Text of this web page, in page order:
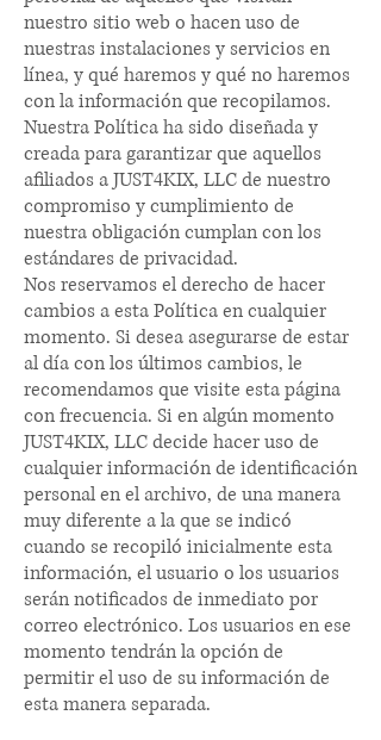
nuestro sitio web o hacen uso de
nuestras instalaciones y servicios en
línea, y qué haremos y qué no haremos
con la información que recopilamos.
Nuestra Política ha sido diseñada y
creada para garantizar que aquellos
afiliados a JUST4KIX, LLC de nuestro
compromiso y cumplimiento de
nuestra obligación cumplan con los
estándares de privacidad.
Nos reservamos el derecho de hacer
cambios a esta Política en cualquier
momento. Si desea asegurarse de estar
al día con los últimos cambios, le
recomendamos que visite esta página
con frecuencia. Si en algún momento
JUST4KIX, LLC decide hacer uso de
cualquier información de identificación
personal en el archivo, de una manera
muy diferente a la que se indicó
cuando se recopiló inicialmente esta
información, el usuario o los usuarios
serán notificados de inmediato por
correo electrónico. Los usuarios en ese
momento tendrán la opción de
permitir el uso de su información de
esta manera separada.